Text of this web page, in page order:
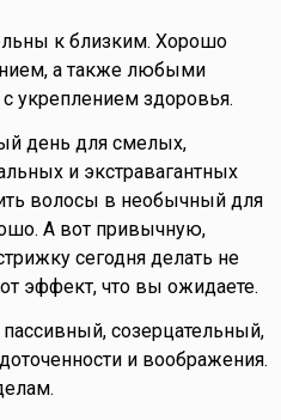
к близким. Хорошо
а также любыми
укреплением здоровья.
день для смелых,
и экстравагантных
волосы в необычный для
А вот привычную,
сегодня делать не
эффект, что вы ожидаете.
созерцательный,
и воображения.